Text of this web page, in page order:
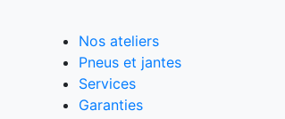
Nos ateliers
Pneus et jantes
Services
Garanties